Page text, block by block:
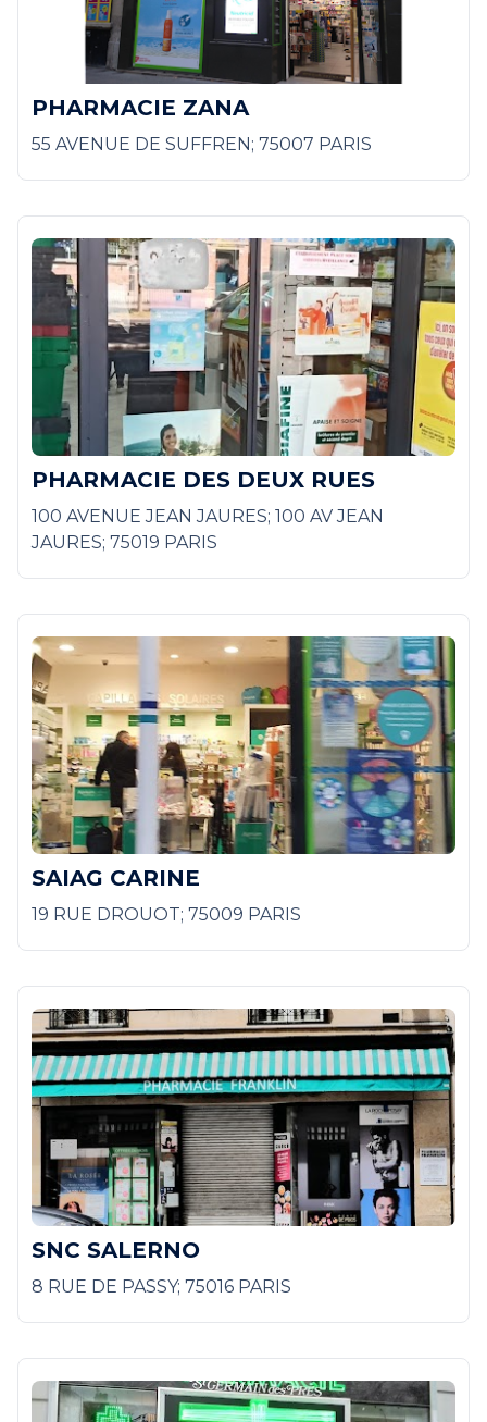
PHARMACIE ZANA
55 AVENUE DE SUFFREN; 75007 PARIS
PHARMACIE DES DEUX RUES
100 AVENUE JEAN JAURES; 100 AV JEAN
JAURES; 75019 PARIS
SAIAG CARINE
19 RUE DROUOT; 75009 PARIS
SNC SALERNO
8 RUE DE PASSY; 75016 PARIS